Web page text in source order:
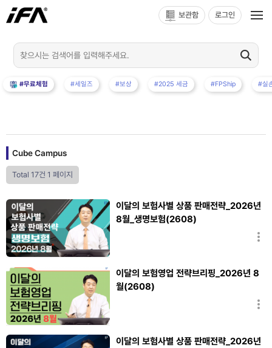
보관함 로그인
#무료체험 #세일즈 #보상 #2025 세금 #FPShip #실
Cube Campus
Total 17건 1 페이지
이달의 보험사별 상품 판매전략_2026년
8월_생명보험(2608)
이달의 보험영업 전략브리핑_2026년 8
월(2608)
이달의 보험사별 상품 판매전략_2026년